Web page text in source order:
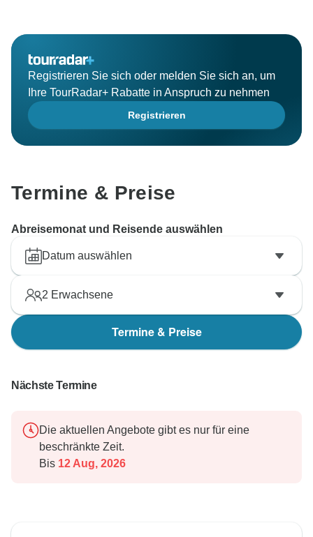
Registrieren Sie sich oder melden Sie sich an, um
Ihre TourRadar+ Rabatte in Anspruch zu nehmen
Registrieren
Termine & Preise
Abreisemonat und Reisende auswählen
Datum auswählen
2 Erwachsene
Termine & Preise
Nächste Termine
Die aktuellen Angebote gibt es nur für eine
beschränkte Zeit.
Bis 12 Aug, 2026